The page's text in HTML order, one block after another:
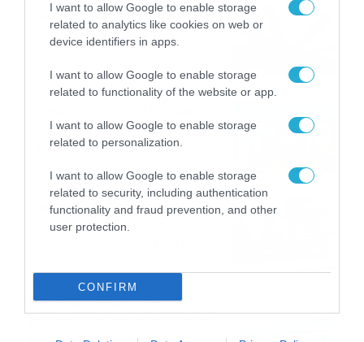
I want to allow Google to enable storage
related to analytics like cookies on web or
device identifiers in apps.
I want to allow Google to enable storage
related to functionality of the website or app.
I want to allow Google to enable storage
related to personalization.
I want to allow Google to enable storage
related to security, including authentication
functionality and fraud prevention, and other
user protection.
CONFIRM
Εορτολόγιο 8-8: Ποιοι
γιορτάζουν σήμερα; Χρόνια
Πολλά
08/08/2026 08:25
Πορτογαλία και τη Β’
Γερμανίας με πολλές
το ΠΑΜΕ ΣΤΟΙΧΗΜΑ
Καιρός 6-8: Ανεβαίνει η
θερμοκρασία, 40άρια το
ΠΑΟΚ-Άντερλεχτ με σούπερ